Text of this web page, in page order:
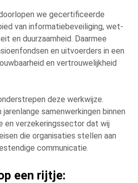
we gecertificeerde
van informatiebeveiliging, wet-
en duurzaamheid. Daarmee
en uitvoerders in een
en vertrouwelijkheid
deze werkwijze.
samenwerkingen binnen
en verzekeringssector dat wij
die organisaties stellen aan
communicatie.
een rijtje: